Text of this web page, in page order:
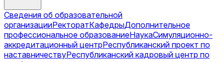
Сведения об образовательной
организацииРекторатКафедрыДополнительное
профессиональное образованиеНаукаСимуляционно-
аккредитационный центрРеспубликанский проект по
наставничествуРеспубликанский кадровый центр по